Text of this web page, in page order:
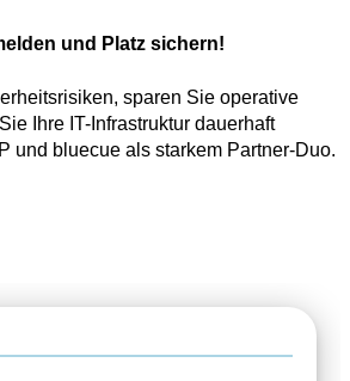
und Platz sichern!
sparen Sie operative
Ihre IT-Infrastruktur dauerhaft
und bluecue als starkem Partner-Duo.